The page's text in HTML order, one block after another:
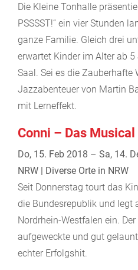
Die Kleine Tonhalle
PSSSST!“ ein vier Stunden
ganze Familie. Gleich drei
erwartet Kinder im Alter ab
Saal. Sei es die Zauberhafte
Jazzabenteuer von Martin
mit Lerneffekt.
Conni – Das Musical
Do, 15. Feb 2018 – Sa, 14.
NRW | Diverse Orte in NRW
Seit Donnerstag tourt das
die Bundesrepublik und legt
Nordrhein-Westfalen ein.
aufgeweckte und gut
echter Erfolgshit.